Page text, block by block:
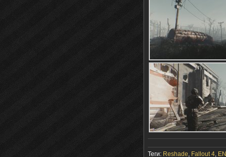
Теги: Reshade, Fallout 4,